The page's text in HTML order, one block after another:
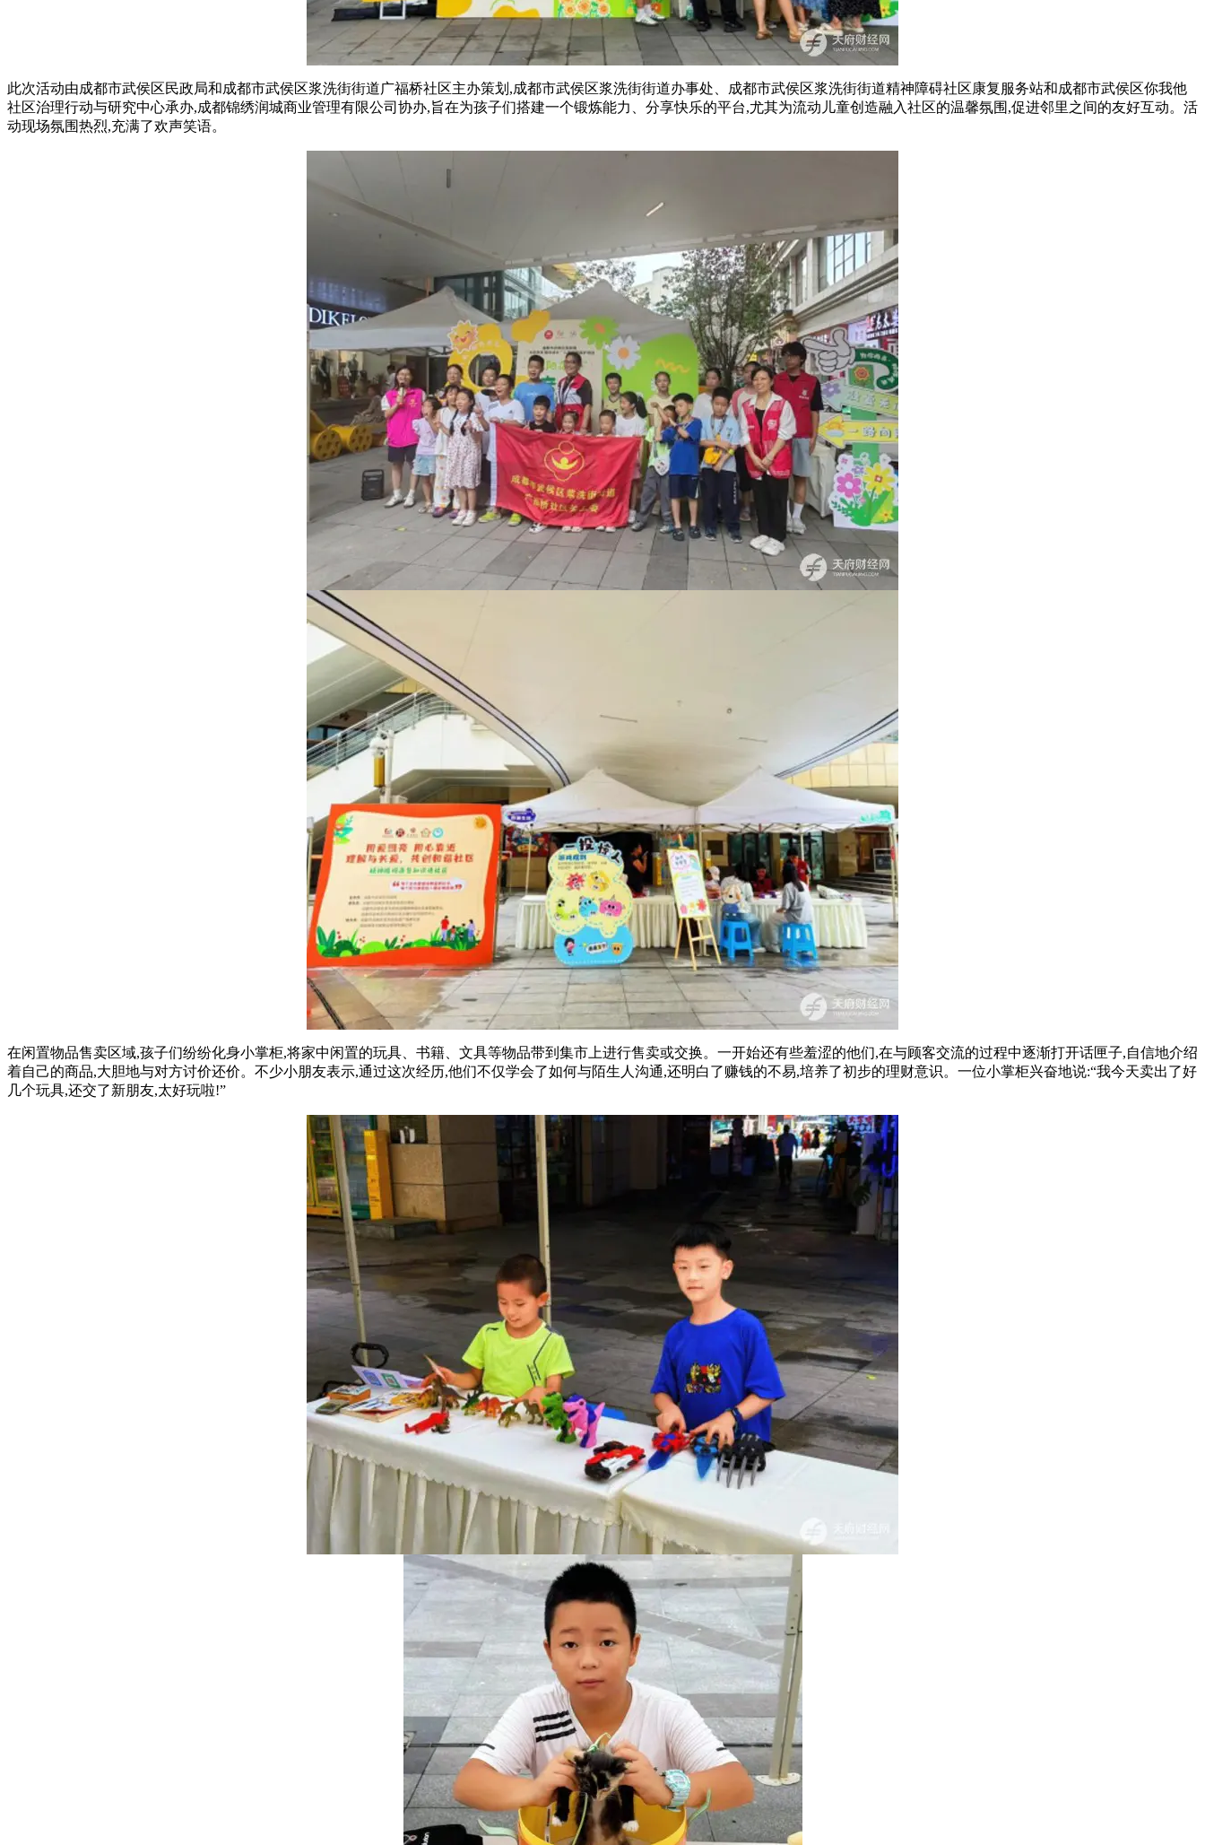
此次活动由成都市武侯区民政局和成都市武侯区浆洗街街道广福桥社区主办策划,成都市武侯区浆洗街街道办事处、成都市武侯区浆洗街街道精神障碍社区康复服务站和成都市武侯区你我他
社区治理行动与研究中心承办,成都锦绣润城商业管理有限公司协办,旨在为孩子们搭建一个锻炼能力、分享快乐的平台,尤其为流动儿童创造融入社区的温馨氛围,促进邻里之间的友好互动。活
动现场氛围热烈,充满了欢声笑语。
在闲置物品售卖区域,孩子们纷纷化身小掌柜,将家中闲置的玩具、书籍、文具等物品带到集市上进行售卖或交换。一开始还有些羞涩的他们,在与顾客交流的过程中逐渐打开话匣子,自信地介绍
着自己的商品,大胆地与对方讨价还价。不少小朋友表示,通过这次经历,他们不仅学会了如何与陌生人沟通,还明白了赚钱的不易,培养了初步的理财意识。一位小掌柜兴奋地说:“我今天卖出了好
几个玩具,还交了新朋友,太好玩啦!”